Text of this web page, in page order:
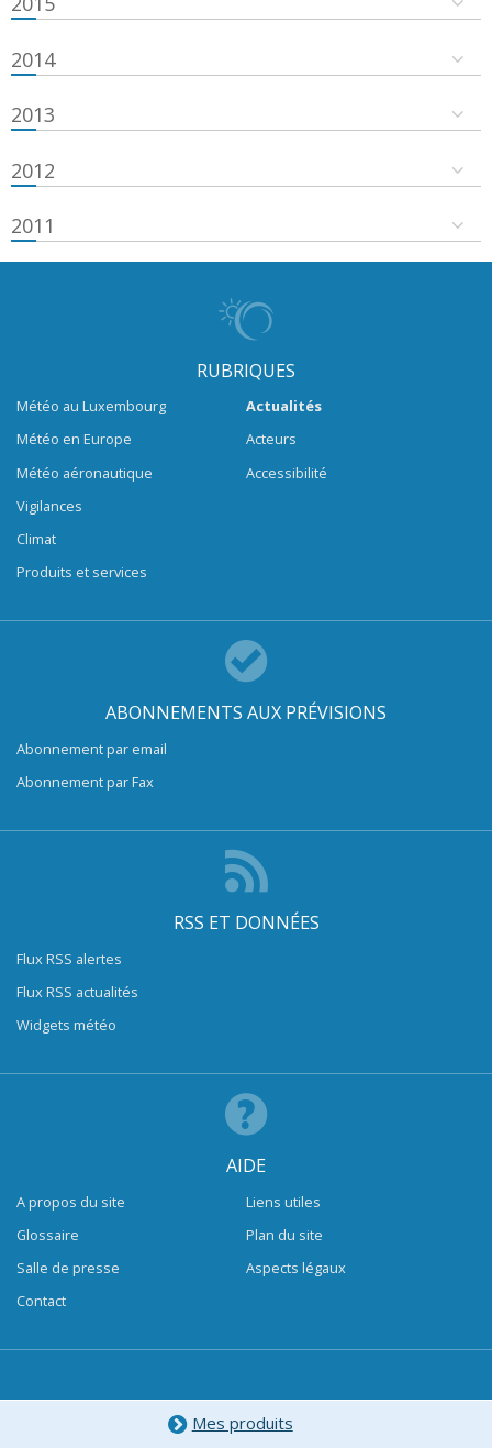
2014
2013
2012
2011
RUBRIQUES
Météo au Luxembourg
Météo en Europe
Météo aéronautique
Vigilances
Climat
Produits et services
Actualités
Acteurs
Accessibilité
ABONNEMENTS AUX PRÉVISIONS
Abonnement par email
Abonnement par Fax
RSS ET DONNÉES
Flux RSS alertes
Flux RSS actualités
Widgets météo
AIDE
A propos du site
Glossaire
Salle de presse
Contact
Liens utiles
Plan du site
Aspects légaux
Mes produits